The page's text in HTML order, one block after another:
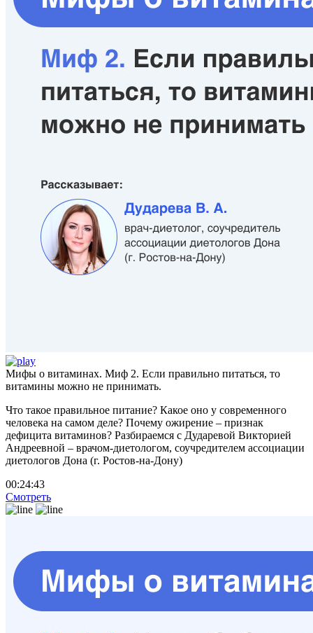
Мифы о витаминах. Миф 2. Если правильно питаться, то
витамины можно не принимать.
Что такое правильное питание? Какое оно у современного
человека на самом деле? Почему ожирение – признак
дефицита витаминов? Разбираемся с Дударевой Викторией
Андреевной – врачом-диетологом, соучредителем ассоциации
диетологов Дона (г. Ростов-на-Дону)
00:24:43
Смотреть